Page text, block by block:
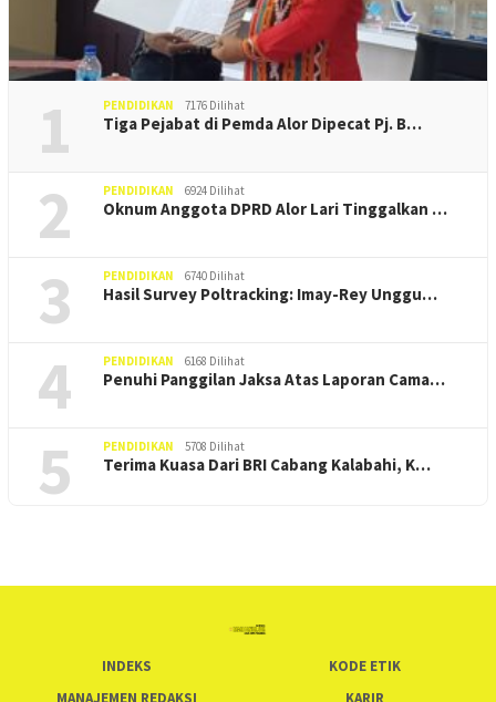
1 PENDIDIKAN 7176 Dilihat
Tiga Pejabat di Pemda Alor Dipecat Pj. B…
2 PENDIDIKAN 6924 Dilihat
Oknum Anggota DPRD Alor Lari Tinggalkan …
3 PENDIDIKAN 6740 Dilihat
Hasil Survey Poltracking: Imay-Rey Unggu…
4 PENDIDIKAN 6168 Dilihat
Penuhi Panggilan Jaksa Atas Laporan Cama…
5 PENDIDIKAN 5708 Dilihat
Terima Kuasa Dari BRI Cabang Kalabahi, K…
INDEKS
KODE ETIK